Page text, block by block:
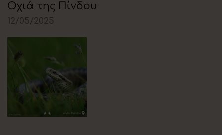
Οχιά της Πίνδου
12/05/2025